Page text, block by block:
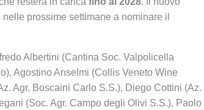
prossime settimane a nominare il
Albertini (Cantina Soc. Valpolicella
Agostino Anselmi (Collis Veneto Wine
Agr. Boscaini Carlo S.S.), Diego Cottini (Az.
(Soc. Agr. Campo degli Olivi S.S.), Paolo